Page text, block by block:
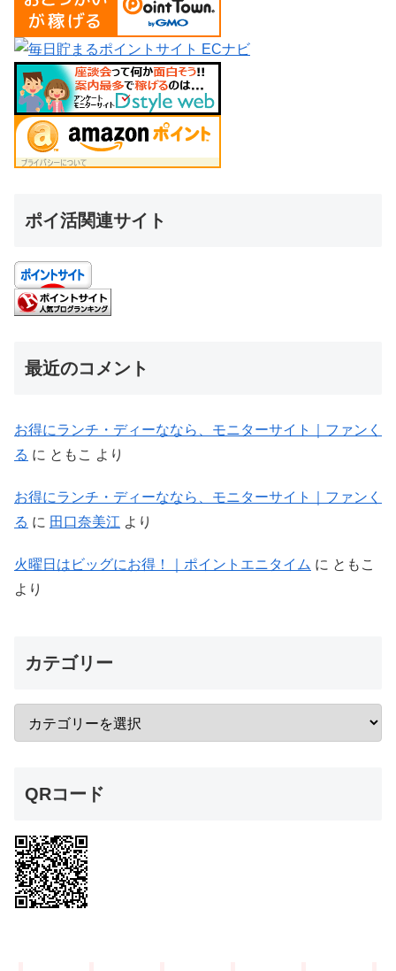
ポイ活関連サイト
最近のコメント
お得にランチ・ディーななら、モニターサイト｜ファンく
る に ともこ より
お得にランチ・ディーななら、モニターサイト｜ファンく
る に 田口奈美江 より
火曜日はビッグにお得！｜ポイントエニタイム に ともこ
より
カテゴリー
QRコード